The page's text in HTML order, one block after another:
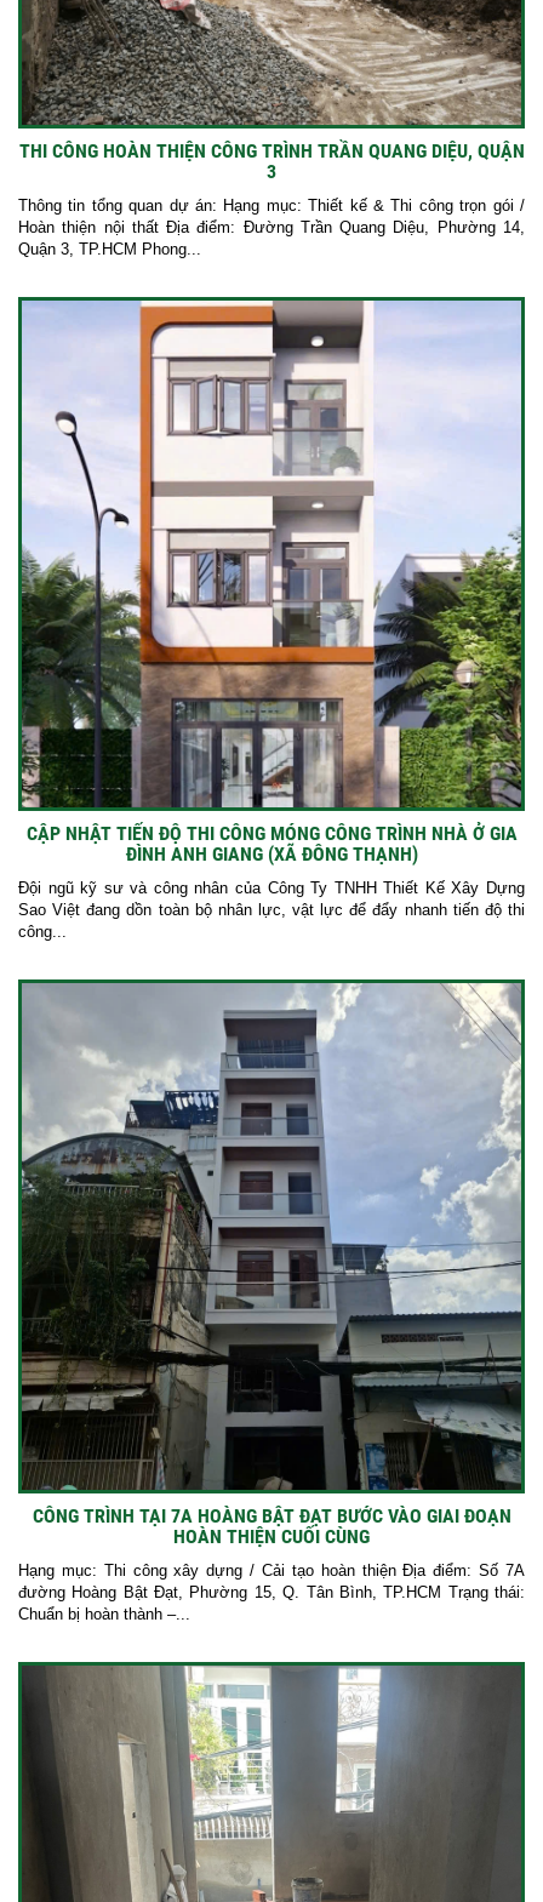
THI CÔNG HOÀN THIỆN CÔNG TRÌNH TRẦN QUANG DIỆU, QUẬN
3
Thông tin tổng quan dự án: Hạng mục: Thiết kế & Thi công trọn gói /
Hoàn thiện nội thất Địa điểm: Đường Trần Quang Diệu, Phường 14,
Quận 3, TP.HCM Phong...
CẬP NHẬT TIẾN ĐỘ THI CÔNG MÓNG CÔNG TRÌNH NHÀ Ở GIA
ĐÌNH ANH GIANG (XÃ ĐÔNG THẠNH)
Đội ngũ kỹ sư và công nhân của Công Ty TNHH Thiết Kế Xây Dựng
Sao Việt đang dồn toàn bộ nhân lực, vật lực để đẩy nhanh tiến độ thi
công...
CÔNG TRÌNH TẠI 7A HOÀNG BẬT ĐẠT BƯỚC VÀO GIAI ĐOẠN
HOÀN THIỆN CUỐI CÙNG
Hạng mục: Thi công xây dựng / Cải tạo hoàn thiện Địa điểm: Số 7A
đường Hoàng Bật Đạt, Phường 15, Q. Tân Bình, TP.HCM Trạng thái:
Chuẩn bị hoàn thành –...